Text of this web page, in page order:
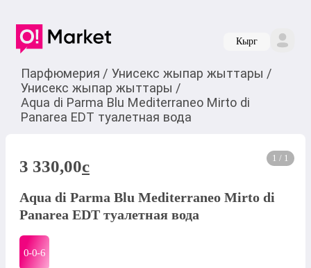
Кырг
Парфюмерия / Унисекс жыпар жыттары /
Унисекс жыпар жыттары /
Aqua di Parma Blu Mediterraneo Mirto di
Panarea EDT туалетная вода
1 / 1
3 330,00c
Aqua di Parma Blu Mediterraneo Mirto di
Panarea EDT туалетная вода
0-0-6